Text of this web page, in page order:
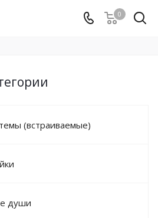
0
(встраиваемые)
души